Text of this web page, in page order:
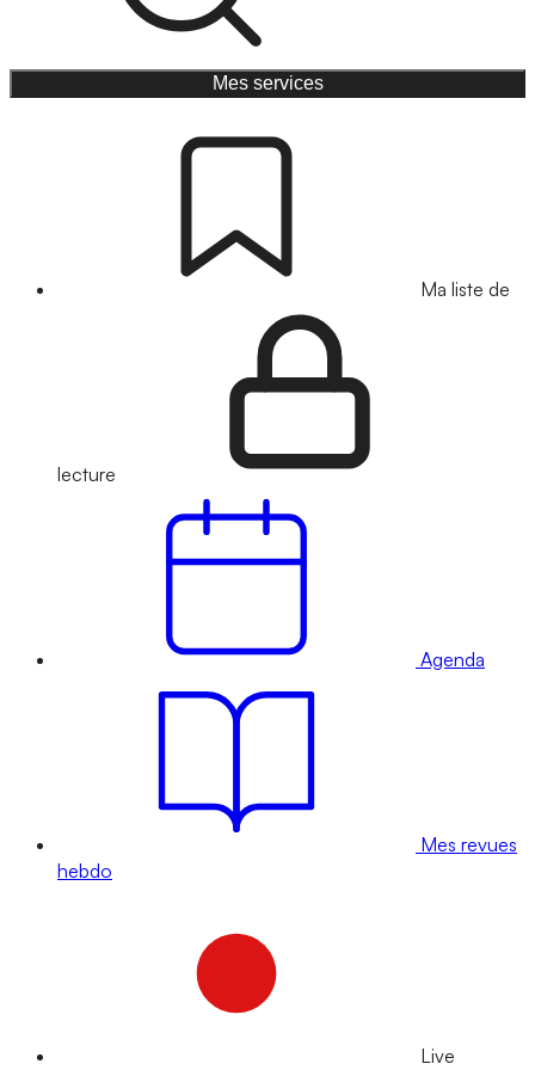
Mes services
Ma liste de
lecture
Agenda
Mes revues
hebdo
Live